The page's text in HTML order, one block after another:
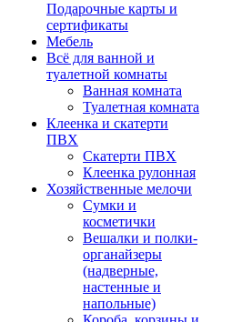
Подарочные карты и
сертификаты
Мебель
Всё для ванной и
туалетной комнаты
Ванная комната
Туалетная комната
Клеенка и скатерти
ПВХ
Скатерти ПВХ
Клеенка рулонная
Хозяйственные мелочи
Сумки и
косметички
Вешалки и полки-
органайзеры
(надверные,
настенные и
напольные)